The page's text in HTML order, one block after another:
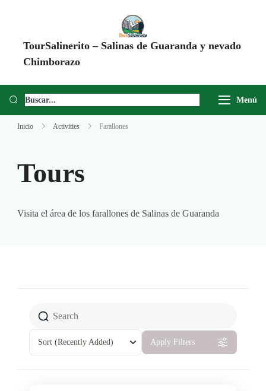
TourSalinerito – Salinas de Guaranda y nevado
Chimborazo
Chimborazo, Minas de Sal, Quesera El Salinerito, Chocolates El
Menú
Inicio Activities Farallones
Tours
Visita el área de los farallones de Salinas de Guaranda
Sort (Recently Added) Apply Filters